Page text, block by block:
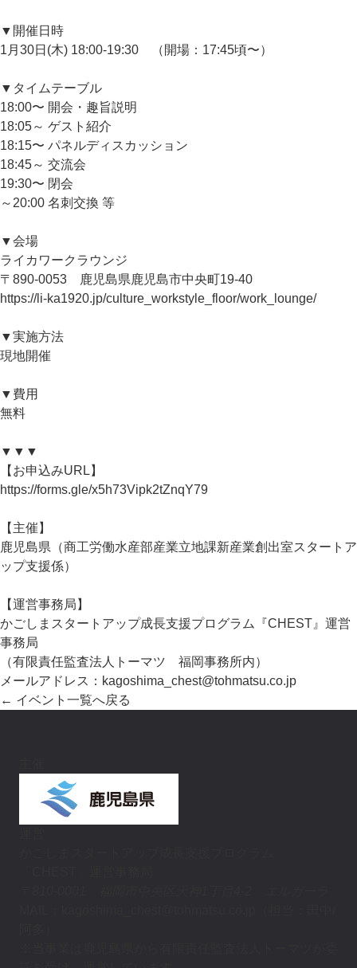
▼開催日時
1月30日(木) 18:00-19:30 （開場：17:45頃〜）
▼タイムテーブル
18:00〜 開会・趣旨説明
18:05～ ゲスト紹介
18:15〜 パネルディスカッション
18:45～ 交流会
19:30〜 閉会
～20:00 名刺交換 等
▼会場
ライカワークラウンジ
〒890-0053 鹿児島県鹿児島市中央町19-40
https://li-ka1920.jp/culture_workstyle_floor/work_lounge/
▼実施方法
現地開催
▼費用
無料
▼▼▼
【お申込みURL】
https://forms.gle/x5h73Vipk2tZnqY79
【主催】
鹿児島県（商工労働水産部産業立地課新産業創出室スタートア
ップ支援係）
【運営事務局】
かごしまスタートアップ成長支援プログラム『CHEST』運営
事務局
（有限責任監査法人トーマツ 福岡事務所内）
メールアドレス：kagoshima_chest@tohmatsu.co.jp
← イベント一覧へ戻る